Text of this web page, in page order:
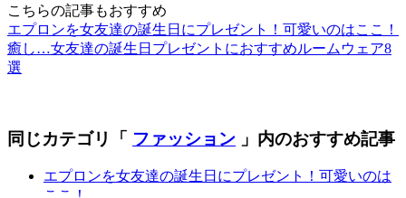
こちらの記事もおすすめ
エプロンを女友達の誕生日にプレゼント！可愛いのはここ！
癒し…女友達の誕生日プレゼントにおすすめルームウェア8
選
同じカテゴリ「 ファッション 」内のおすすめ記事
エプロンを女友達の誕生日にプレゼント！可愛いのは